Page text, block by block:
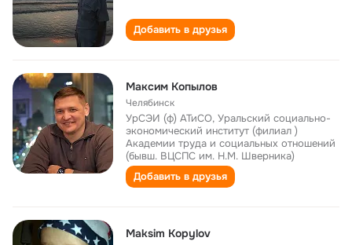
Добавить в друзья
Максим Копылов
Челябинск
УрСЭИ (ф) АТиСО, Уральский социально-
экономический институт (филиал )
Академии труда и социальных отношений
(бывш. ВЦСПС им. Н.М. Шверника)
Добавить в друзья
Maksim Kopylov